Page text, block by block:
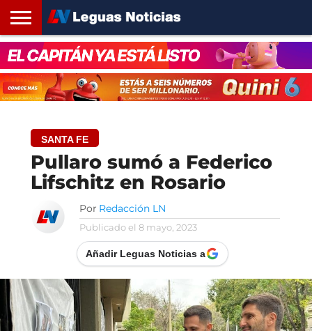
INICIO
SANTA
FE
ROSARIO24
REGIONES
ARGENTINA
OPINIÓN
CONTACTO
SANTA FE
Pullaro sumó a Federico
Lifschitz en Rosario
Por Redacción LN
Publicado el 8 mayo, 2023
Añadir Leguas Noticias a